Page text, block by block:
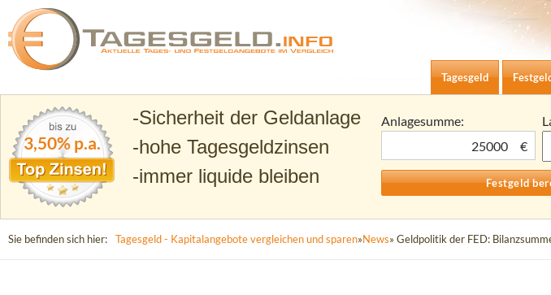
Tagesgeld.info – Tagesgeldkonten vergleichen und Tagesgeld-Zinsen berechnen
Zum Inhalt springen
Tagesgeld
3,50% p.a.
Sicherheit der Geldanlage
hohe Tagesgeldzinsen
immer liquide bleiben
Anlagesumme:
€
Sie befinden sich hier: Tagesgeld - Kapitalangebote vergleichen und sparen»News» Geldpolitik der FED: